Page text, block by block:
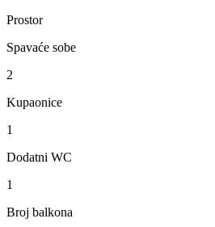
Prostor
Spavaće sobe
2
Kupaonice
1
Dodatni WC
1
Broj balkona